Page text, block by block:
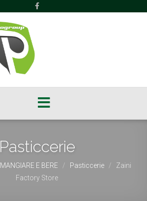
Pasticcerie
MANGIARE E BERE / Pasticcerie /
Zaini
Factory Store